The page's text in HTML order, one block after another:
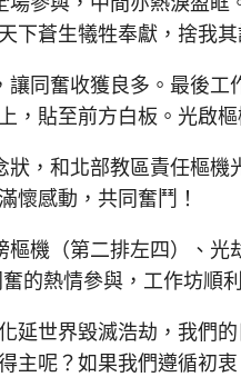
下蒼生犧牲奉獻，捨我其
同奮收獲良多。最後工
，貼至前方白板。光啟
，和北部教區責任樞機
懷感動，共同奮鬥！
機（第二排左四）、光
的熱情參與，工作坊順
世界毀滅浩劫，我們的
主呢？如果我們遵循初